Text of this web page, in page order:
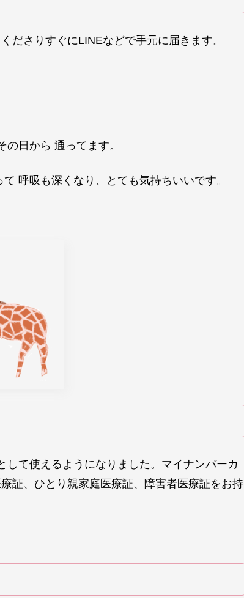
ださりすぐにLINEなどで手元に届きます。
日から 通ってます。
呼吸も深くなり、とても気持ちいいです。
て使えるようになりました。マイナンバーカ
証、ひとり親家庭医療証、障害者医療証をお持